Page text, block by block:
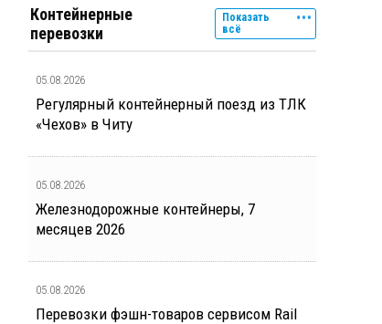
Контейнерные
перевозки
Показать
всё
05.08.2026
Регулярный контейнерный поезд из ТЛК
«Чехов» в Читу
05.08.2026
Железнодорожные контейнеры, 7
месяцев 2026
05.08.2026
Перевозки фэшн-товаров сервисом Rail